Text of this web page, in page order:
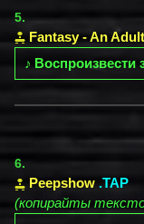
5.
Fantasy - An
♪ Воспроизвести
6.
Peepshow .TAP
(копирайты